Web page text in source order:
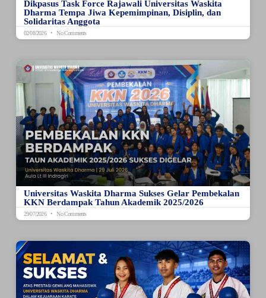
Dikpasus Task Force Rajawali Universitas Waskita
Dharma Tempa Jiwa Kepemimpinan, Disiplin, dan
Solidaritas Anggota
02/08/2026 No Comments
Universitas Waskita Dharma Sukses Gelar Pembekalan
KKN Berdampak Tahun Akademik 2025/2026
29/07/2026 No Comments